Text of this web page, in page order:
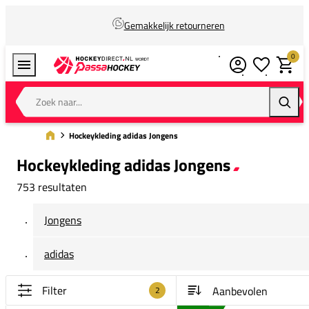
Gemakkelijk retourneren
Zoek naar...
0
Hockeykleding adidas Jongens
Hockeykleding adidas Jongens
753 resultaten
Jongens
adidas
Filter 2